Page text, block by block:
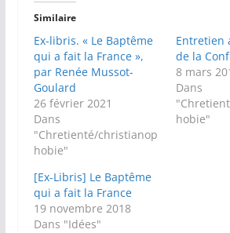
Similaire
Ex-libris. « Le Baptême
qui a fait la France »,
par Renée Mussot-
Goulard
26 février 2021
Dans
"Chretienté/christianop
hobie"
Entretien
de la
8 mars
Dans
hobie"
[Ex-Libris] Le Baptême
qui a fait la France
19 novembre 2018
Dans "Idées"